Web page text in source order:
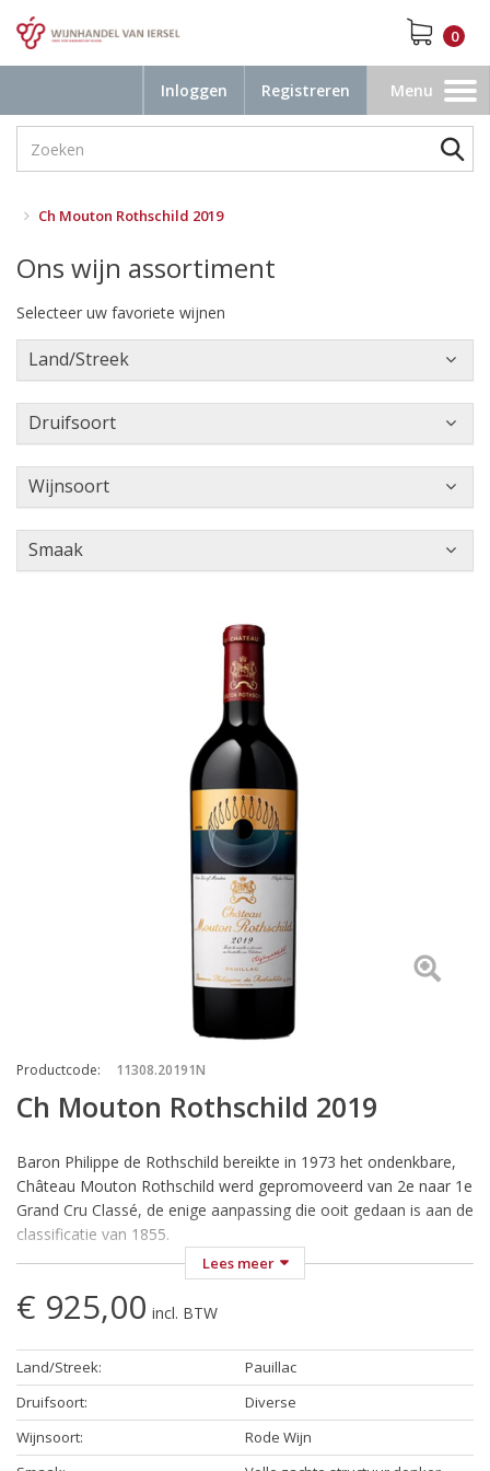
0
Inloggen Registreren
Toggle
navigation
Menu
Ch Mouton Rothschild 2019
Ons wijn assortiment
Selecteer uw favoriete wijnen
Land/Streek
Druifsoort
Wijnsoort
Smaak
Productcode: 11308.20191N
Ch Mouton Rothschild 2019
Baron Philippe de Rothschild bereikte in 1973 het ondenkbare,
Château Mouton Rothschild werd gepromoveerd van 2e naar 1e
Grand Cru Classé, de enige aanpassing die ooit gedaan is aan de
classificatie van 1855.
Hetzelfde jaar nog werd het label door Picasso ontworpen en
het huismotto aangepast: “Premier je suis, second je fus,
Mouton ne change”. In werkelijkheid was de promotie echter
geen grote verrassing, al decennia lang genoot de wijn dezelfde
prijs en reputatie als de andere premier cru’s. Sinds 1945 liet de
baron het etiket elk jaar ontwerpen door een andere beroemde
kunstenaar, wat ongetwijfeld bij heeft gedragen aan de
reputatie van meest beschreven en bezochte château van
Lees meer
€ 925,00 incl. BTW
Land/Streek:
Pauillac
Druifsoort:
Diverse
Wijnsoort:
Rode Wijn